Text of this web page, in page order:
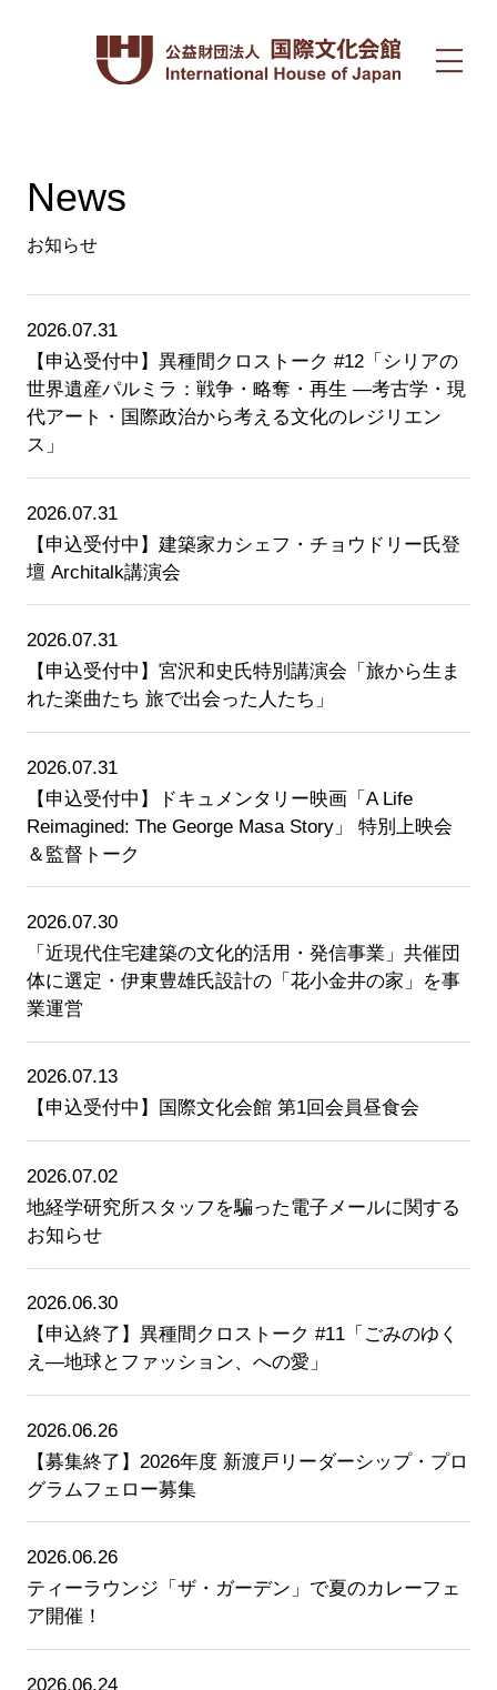
News
お知らせ
2026.07.31
【申込受付中】異種間クロストーク #12「シリアの
世界遺産パルミラ：戦争・略奪・再生 ―考古学・現
代アート・国際政治から考える文化のレジリエン
ス」
2026.07.31
【申込受付中】建築家カシェフ・チョウドリー氏登
壇 Architalk講演会
2026.07.31
【申込受付中】宮沢和史氏特別講演会「旅から生ま
れた楽曲たち 旅で出会った人たち」
2026.07.31
【申込受付中】ドキュメンタリー映画「A Life
Reimagined: The George Masa Story」 特別上映会
＆監督トーク
2026.07.30
「近現代住宅建築の文化的活用・発信事業」共催団
体に選定・伊東豊雄氏設計の「花小金井の家」を事
業運営
2026.07.13
【申込受付中】国際文化会館 第1回会員昼食会
2026.07.02
地経学研究所スタッフを騙った電子メールに関する
お知らせ
2026.06.30
【申込終了】異種間クロストーク #11「ごみのゆく
え—地球とファッション、への愛」
2026.06.26
【募集終了】2026年度 新渡戸リーダーシップ・プロ
グラムフェロー募集
2026.06.26
ティーラウンジ「ザ・ガーデン」で夏のカレーフェ
ア開催！
2026.06.24